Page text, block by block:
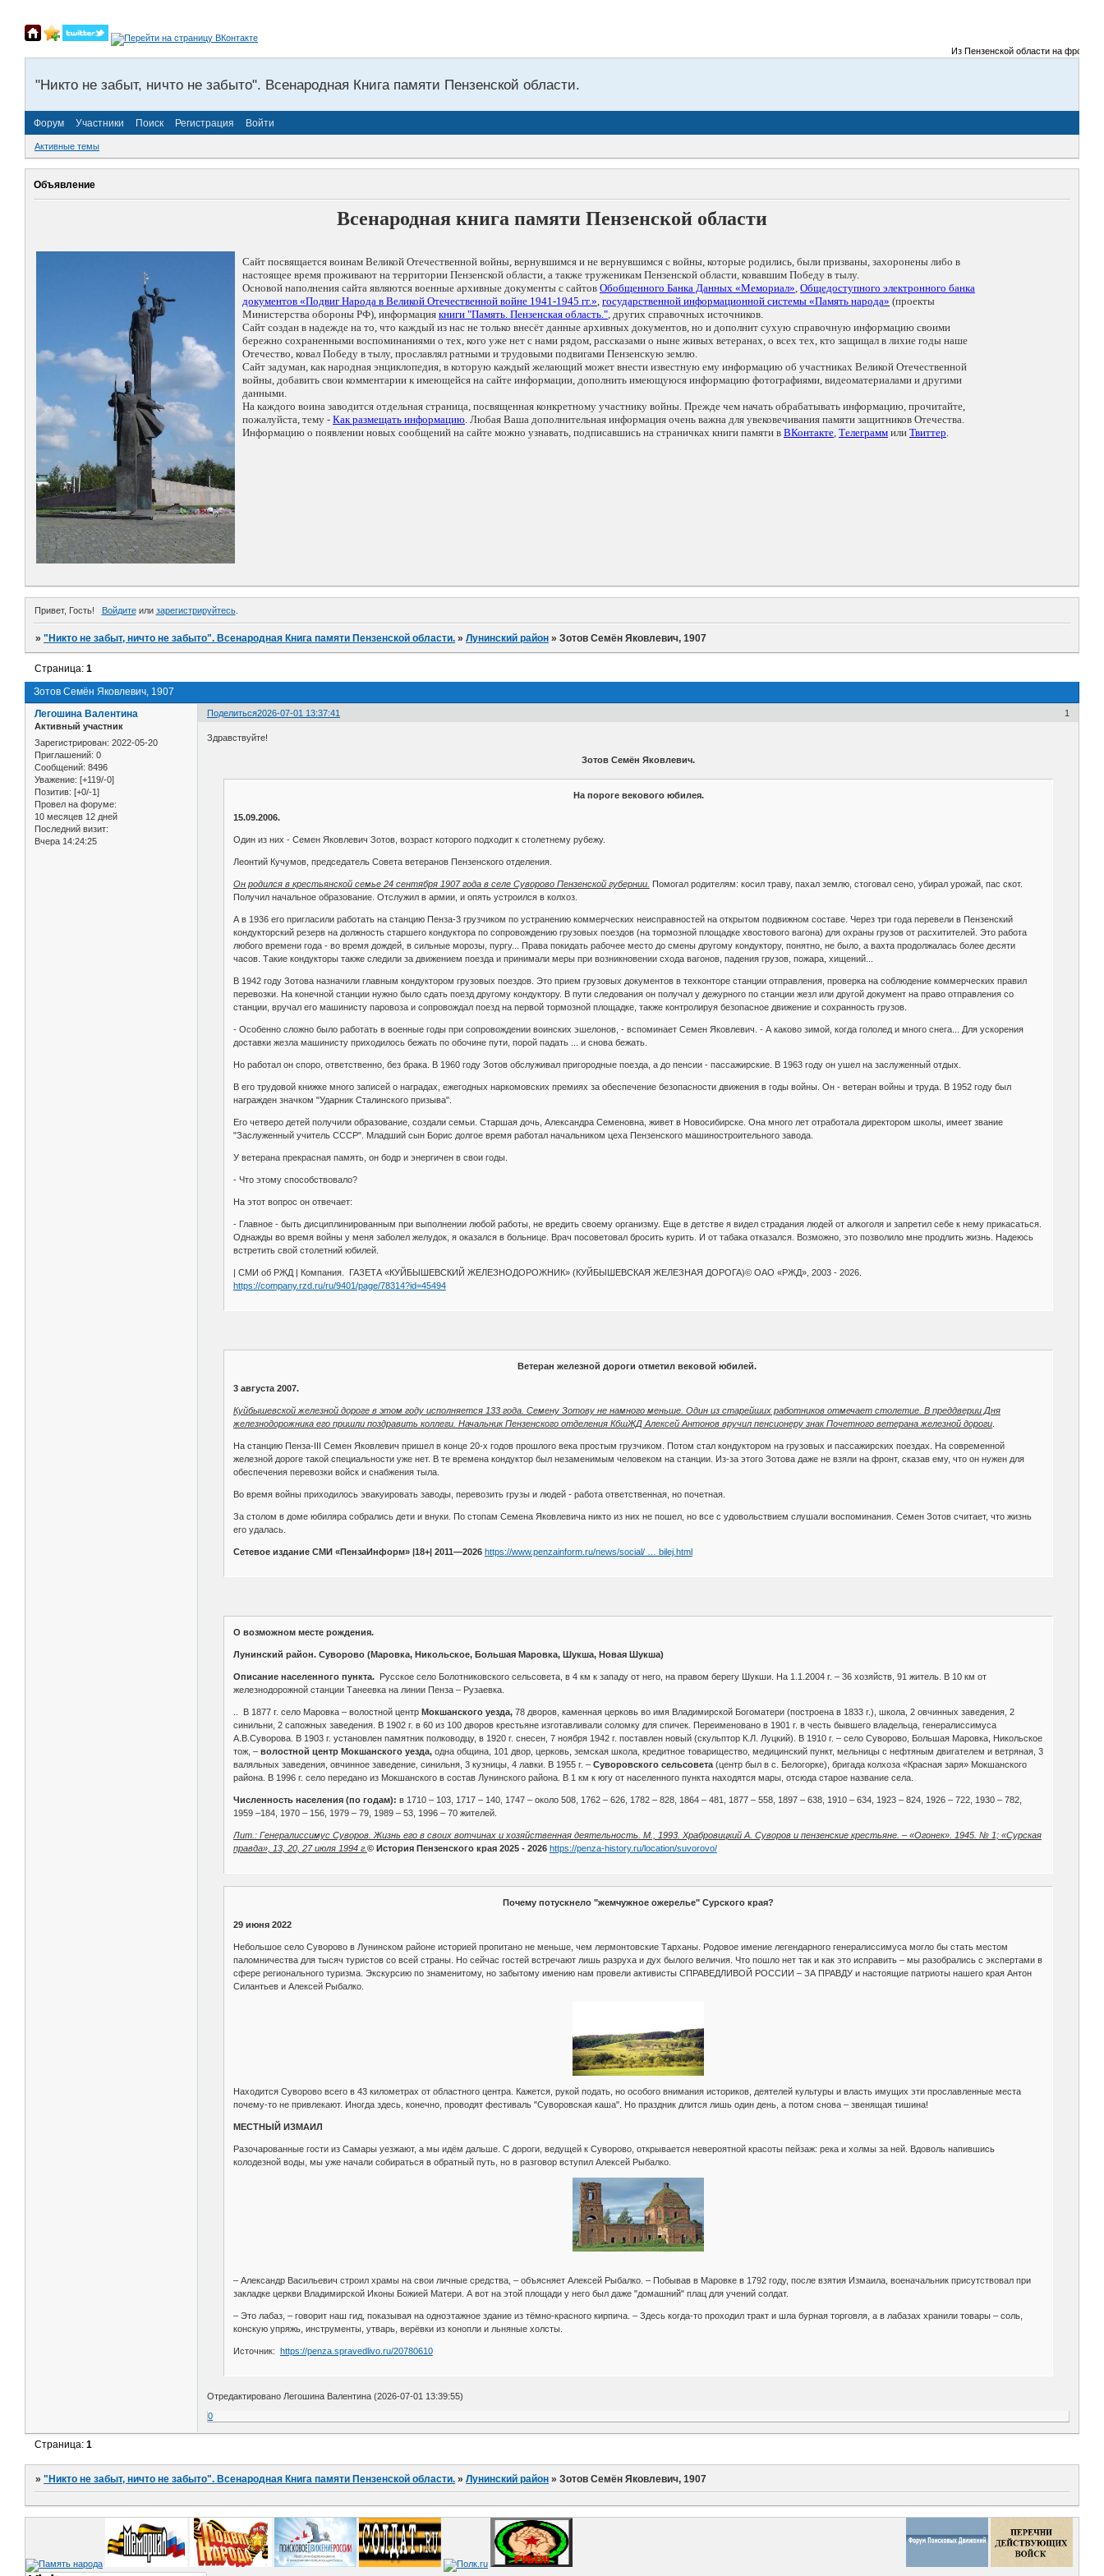
Из Пензенской области на фронты
"Никто не забыт, ничто не забыто". Всенародная Книга памяти Пензенской области.
Форум Участники Поиск Регистрация Войти
Активные темы
Объявление
Всенародная книга памяти Пензенской области
Сайт посвящается воинам Великой Отечественной войны, вернувшимся и не вернувшимся с войны, которые родились, были призваны, захоронены либо в
настоящее время проживают на территории Пензенской области, а также труженикам Пензенской области, ковавшим Победу в тылу.
Основой наполнения сайта являются военные архивные документы с сайтов Обобщенного Банка Данных «Мемориал», Общедоступного электронного банка
документов «Подвиг Народа в Великой Отечественной войне 1941-1945 гг.», государственной информационной системы «Память народа» (проекты
Министерства обороны РФ), информация книги "Память. Пензенская область.", других справочных источников.
Сайт создан в надежде на то, что каждый из нас не только внесёт данные архивных документов, но и дополнит сухую справочную информацию своими
бережно сохраненными воспоминаниями о тех, кого уже нет с нами рядом, рассказами о ныне живых ветеранах, о всех тех, кто защищал в лихие годы наше
Отечество, ковал Победу в тылу, прославлял ратными и трудовыми подвигами Пензенскую землю.
Сайт задуман, как народная энциклопедия, в которую каждый желающий может внести известную ему информацию об участниках Великой Отечественной
войны, добавить свои комментарии к имеющейся на сайте информации, дополнить имеющуюся информацию фотографиями, видеоматериалами и другими
данными.
На каждого воина заводится отдельная страница, посвященная конкретному участнику войны. Прежде чем начать обрабатывать информацию, прочитайте,
пожалуйста, тему - Как размещать информацию. Любая Ваша дополнительная информация очень важна для увековечивания памяти защитников Отечества.
Информацию о появлении новых сообщений на сайте можно узнавать, подписавшись на страничках книги памяти в ВКонтакте, Телеграмм или Твиттер.
Привет, Гость! Войдитеили зарегистрируйтесь.
»"Никто не забыт, ничто не забыто". Всенародная Книга памяти Пензенской области. »Лунинский район »Зотов Семён Яковлевич, 1907
Зотов Семён Яковлевич, 1907
Страница:1
Поделиться 1
2026-07-01 13:37:41
Легошина Валентина
Активный участник
Зарегистрирован: 2022-05-20
Приглашений: 0
Сообщений: 8496
Уважение: [+119/-0]
Позитив: [+0/-1]
Провел на форуме:
10 месяцев 12 дней
Последний визит:
Вчера 14:24:25
Здравствуйте!
Зотов Семён Яковлевич.
На пороге векового юбилея.
15.09.2006.
Один из них - Семен Яковлевич Зотов, возраст которого подходит к столетнему рубежу.
Леонтий Кучумов, председатель Совета ветеранов Пензенского отделения.
Он родился в крестьянской семье 24 сентября 1907 года в селе Суворово Пензенской губернии.
Помогал родителям: косил траву, пахал землю, стоговал сено, убирал урожай, пас скот.
Получил начальное образование. Отслужил в армии, и опять устроился в колхоз.
А в 1936 его пригласили работать на станцию Пенза-3 грузчиком по устранению коммерческих неисправностей на открытом подвижном составе. Через три года перевели в Пензенский
кондукторский резерв на должность старшего кондуктора по сопровождению грузовых поездов (на тормозной площадке хвостового вагона) для охраны грузов от расхитителей. Это работа
любого времени года - во время дождей, в сильные морозы, пургу... Права покидать рабочее место до смены другому кондуктору, понятно, не было, а вахта продолжалась более десяти
часов. Такие кондукторы также следили за движением поезда и принимали меры при возникновении схода вагонов, падения грузов, пожара, хищений...
В 1942 году Зотова назначили главным кондуктором грузовых поездов. Это прием грузовых документов в техконторе станции отправления, проверка на соблюдение коммерческих правил
перевозки. На конечной станции нужно было сдать поезд другому кондуктору. В пути следования он получал у дежурного по станции жезл или другой документ на право отправления со
станции, вручал его машинисту паровоза и сопровождал поезд на первой тормозной площадке, также контролируя безопасное движение и сохранность грузов.
- Особенно сложно было работать в военные годы при сопровождении воинских эшелонов, - вспоминает Семен Яковлевич. - А каково зимой, когда гололед и много снега... Для ускорения
доставки жезла машинисту приходилось бежать по обочине пути, порой падать ... и снова бежать.
Но работал он споро, ответственно, без брака. В 1960 году Зотов обслуживал пригородные поезда, а до пенсии - пассажирские. В 1963 году он ушел на заслуженный отдых.
В его трудовой книжке много записей о наградах, ежегодных наркомовских премиях за обеспечение безопасности движения в годы войны. Он - ветеран войны и труда. В 1952 году был
награжден значком "Ударник Сталинского призыва".
Его четверо детей получили образование, создали семьи. Старшая дочь, Александра Семеновна, живет в Новосибирске. Она много лет отработала директором школы, имеет звание
"Заслуженный учитель СССР". Младший сын Борис долгое время работал начальником цеха Пензенского машиностроительного завода.
У ветерана прекрасная память, он бодр и энергичен в свои годы.
- Что этому способствовало?
На этот вопрос он отвечает:
- Главное - быть дисциплинированным при выполнении любой работы, не вредить своему организму. Еще в детстве я видел страдания людей от алкоголя и запретил себе к нему прикасаться.
Однажды во время войны у меня заболел желудок, я оказался в больнице. Врач посоветовал бросить курить. И от табака отказался. Возможно, это позволило мне продлить жизнь. Надеюсь
встретить свой столетний юбилей.
| СМИ об РЖД | Компания. ГАЗЕТА «КУЙБЫШЕВСКИЙ ЖЕЛЕЗНОДОРОЖНИК» (КУЙБЫШЕВСКАЯ ЖЕЛЕЗНАЯ ДОРОГА)© ОАО «РЖД», 2003 - 2026.
https://company.rzd.ru/ru/9401/page/78314?id=45494
Ветеран железной дороги отметил вековой юбилей.
3 августа 2007.
Куйбышевской железной дороге в этом году исполняется 133 года. Семену Зотову не намного меньше. Один из старейших работников отмечает столетие. В преддверии Дня
железнодорожника его пришли поздравить коллеги. Начальник Пензенского отделения КбшЖД Алексей Антонов вручил пенсионеру знак Почетного ветерана железной дороги.
На станцию Пенза-III Семен Яковлевич пришел в конце 20-х годов прошлого века простым грузчиком. Потом стал кондуктором на грузовых и пассажирских поездах. На современной
железной дороге такой специальности уже нет. В те времена кондуктор был незаменимым человеком на станции. Из-за этого Зотова даже не взяли на фронт, сказав ему, что он нужен для
обеспечения перевозки войск и снабжения тыла.
Во время войны приходилось эвакуировать заводы, перевозить грузы и людей - работа ответственная, но почетная.
За столом в доме юбиляра собрались дети и внуки. По стопам Семена Яковлевича никто из них не пошел, но все с удовольствием слушали воспоминания. Семен Зотов считает, что жизнь
его удалась.
Сетевое издание СМИ «ПензаИнформ» |18+| 2011—2026 https://www.penzainform.ru/news/social/ … bilej.html
О возможном месте рождения.
Лунинский район. Суворово (Маровка, Никольское, Большая Маровка, Шукша, Новая Шукша)
Описание населенного пункта.Русское село Болотниковского сельсовета, в 4 км к западу от него, на правом берегу Шукши. На 1.1.2004 г. – 36 хозяйств, 91 житель. В 10 км от
железнодорожной станции Танеевка на линии Пенза – Рузаевка.
.. В 1877 г. село Маровка – волостной центрМокшанского уезда,78 дворов, каменная церковь во имя Владимирской Богоматери (построена в 1833 г.), школа, 2 овчинных заведения, 2
синильни, 2 сапожных заведения. В 1902 г. в 60 из 100 дворов крестьяне изготавливали соломку для спичек. Переименовано в 1901 г. в честь бывшего владельца, генералиссимуса
А.В.Суворова. В 1903 г. установлен памятник полководцу, в 1920 г. снесен, 7 ноября 1942 г. поставлен новый (скульптор К.Л. Луцкий). В 1910 г. – село Суворово, Большая Маровка, Никольское
тож, – волостной центр Мокшанского уезда,одна община, 101 двор, церковь, земская школа, кредитное товарищество, медицинский пункт, мельницы с нефтяным двигателем и ветряная, 3
валяльных заведения, овчинное заведение, синильня, 3 кузницы, 4 лавки. В 1955 г. –Суворовского сельсовета(центр был в с. Белогорке), бригада колхоза «Красная заря» Мокшанского
района. В 1996 г. село передано из Мокшанского в состав Лунинского района. В 1 км к югу от населенного пункта находятся мары, отсюда старое название села.
Численность населения (по годам): в 1710 – 103, 1717 – 140, 1747 – около 508, 1762 – 626, 1782 – 828, 1864 – 481, 1877 – 558, 1897 – 638, 1910 – 634, 1923 – 824, 1926 – 722, 1930 – 782,
1959 –184, 1970 – 156, 1979 – 79, 1989 – 53, 1996 – 70 жителей.
Лит.: Генералиссимус Суворов. Жизнь его в своих вотчинах и хозяйственная деятельность. М., 1993. Храбровицкий А. Суворов и пензенские крестьяне. – «Огонек». 1945. № 1; «Сурская
правда», 13, 20, 27 июля 1994 г. © История Пензенского края 2025 - 2026 https://penza-history.ru/location/suvorovo/
Почему потускнело "жемчужное ожерелье" Cурского края?
29 июня 2022
Небольшое село Суворово в Лунинском районе историей пропитано не меньше, чем лермонтовские Тарханы. Родовое имение легендарного генералиссимуса могло бы стать местом
паломничества для тысяч туристов со всей страны. Но сейчас гостей встречают лишь разруха и дух былого величия. Что пошло нет так и как это исправить – мы разобрались с экспертами в
сфере регионального туризма. Экскурсию по знаменитому, но забытому имению нам провели активисты СПРАВЕДЛИВОЙ РОССИИ – ЗА ПРАВДУ и настоящие патриоты нашего края Антон
Силантьев и Алексей Рыбалко.
Находится Суворово всего в 43 километрах от областного центра. Кажется, рукой подать, но особого внимания историков, деятелей культуры и власть имущих эти прославленные места
почему-то не привлекают. Иногда здесь, конечно, проводят фестиваль "Суворовская каша". Но праздник длится лишь один день, а потом снова – звенящая тишина!
МЕСТНЫЙ ИЗМАИЛ
Разочарованные гости из Самары уезжают, а мы идём дальше. С дороги, ведущей к Суворово, открывается невероятной красоты пейзаж: река и холмы за ней. Вдоволь напившись
колодезной воды, мы уже начали собираться в обратный путь, но в разговор вступил Алексей Рыбалко.
– Александр Васильевич строил храмы на свои личные средства, – объясняет Алексей Рыбалко. – Побывав в Маровке в 1792 году, после взятия Измаила, военачальник присутствовал при
закладке церкви Владимирской Иконы Божией Матери. А вот на этой площади у него был даже "домашний" плац для учений солдат.
– Это лабаз, – говорит наш гид, показывая на одноэтажное здание из тёмно-красного кирпича. – Здесь когда-то проходил тракт и шла бурная торговля, а в лабазах хранили товары – соль,
конскую упряжь, инструменты, утварь, верёвки из конопли и льняные холсты.
Источник: https://penza.spravedlivo.ru/20780610
Отредактировано Легошина Валентина (2026-07-01 13:39:55)
0
Страница:1
»"Никто не забыт, ничто не забыто". Всенародная Книга памяти Пензенской области. »Лунинский район »Зотов Семён Яковлевич, 1907